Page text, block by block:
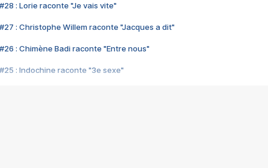
#28 : Lorie raconte "Je vais vite"
#27 : Christophe Willem raconte "Jacques a dit"
#26 : Chimène Badi raconte "Entre nous"
#25 : Indochine raconte "3e sexe"